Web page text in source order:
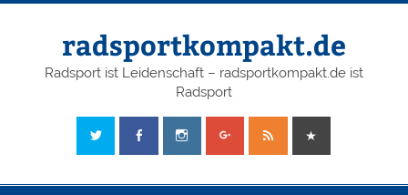
radsportkompakt.de
Radsport ist Leidenschaft – radsportkompakt.de ist
Radsport